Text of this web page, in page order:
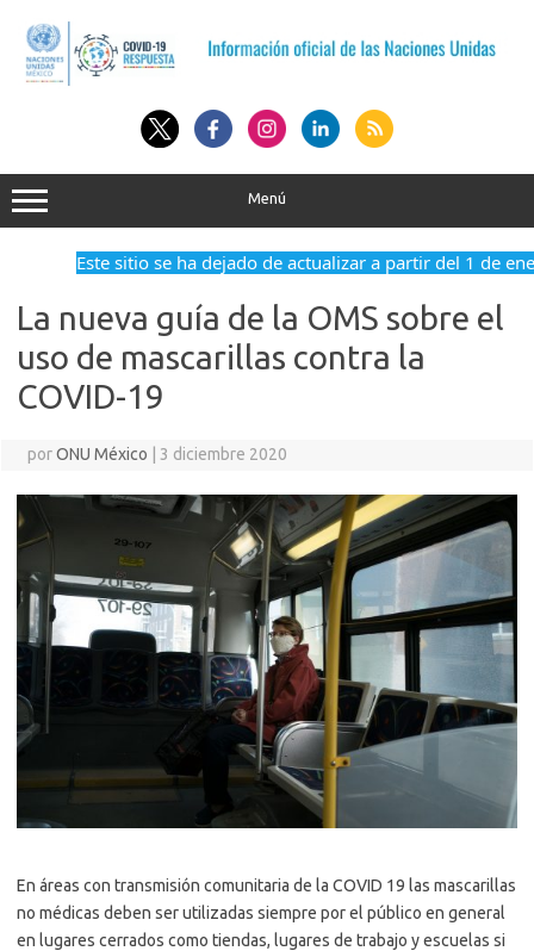
contenido
Menú
Este sitio se ha dejado de actualizar a partir del 1 de
La nueva guía de la OMS sobre el
uso de mascarillas contra la
COVID-19
porONU México 3 diciembre 2020
En áreas con transmisión comunitaria de la COVID 19 las mascarillas
no médicas deben ser utilizadas siempre por el público en general
en lugares cerrados como tiendas, lugares de trabajo y escuelas si